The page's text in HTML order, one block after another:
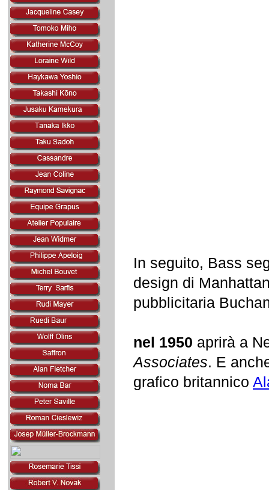
In seguito, Bass
design di
pubblicitaria
nel 1950 aprirà a
Associates. E
grafico britannico